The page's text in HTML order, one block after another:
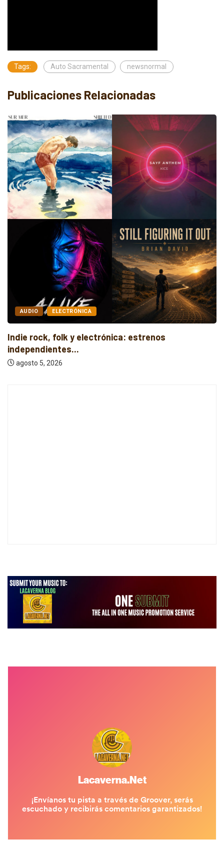
Tags: Auto Sacramental newsnormal
Publicaciones Relacionadas
ELECTRÓNICA
folk y electrónica: estrenos
5, 2026